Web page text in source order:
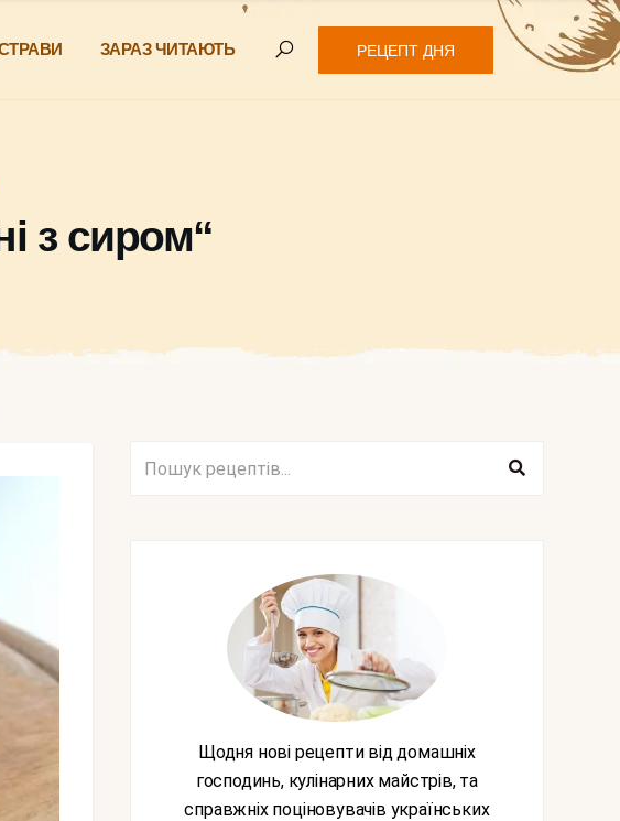
ЗАРАЗ ЧИТАЮТЬ РЕЦЕПТ ДНЯ
з сиром“
Щодня нові рецепти від домашніх
господинь, кулінарних майстрів, та
справжніх поціновувачів українських